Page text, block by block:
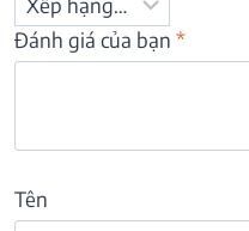
Đánh giá của bạn *
Tên